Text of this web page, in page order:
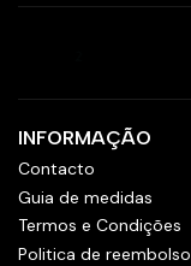
INFORMAÇÃO
Contacto
Guia de medidas
Termos e Condições
Politica de reembolso